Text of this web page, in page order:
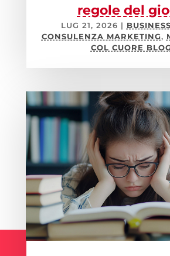
regole del
LUG 21, 2026 |
CONSULENZA MARKETING,
COL CUORE